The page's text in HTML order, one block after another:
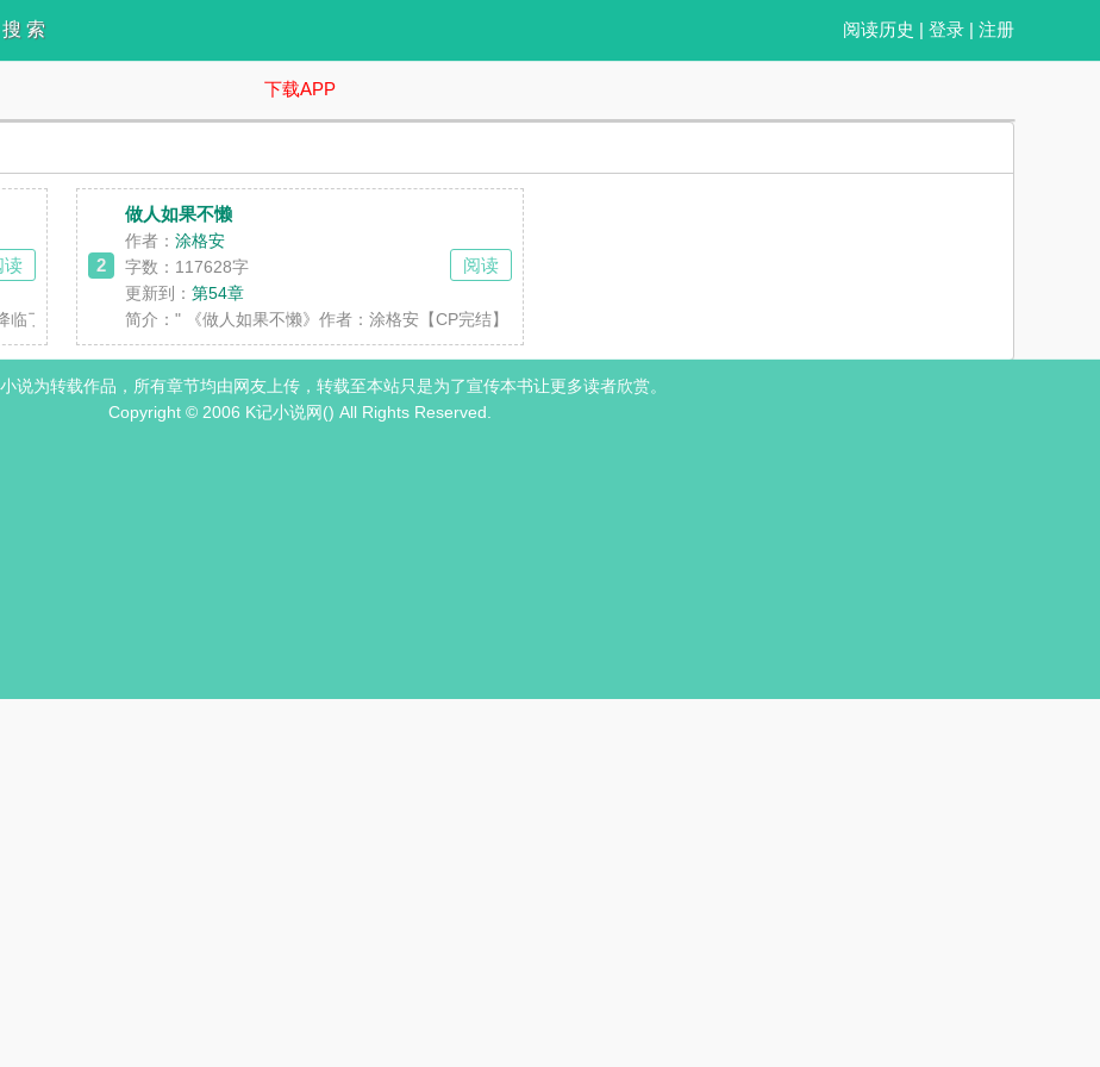
阅读历史 | 登录 | 注册
搜 索
下载APP
了，结果没想到比初恋来得更快的是失恋。 肖棉X程仰，嘴硬耳软X面冷心热 前期偏双视角，小短文，HE
读 2
做人如果不懒
作者：涂格安
字数：117628字
更新到：第54章
简介：" 《做人如果不懒》作者：涂格安【CP完结】 简介： 辛来从小到大四肢不勤，五谷不分，上大学后父母直接对他放
阅读
说为转载作品，所有章节均由网友上传，转载至本站只是为了宣传本书让更多读者欣赏。
Copyright © 2006 K记小说网() All Rights Reserved.